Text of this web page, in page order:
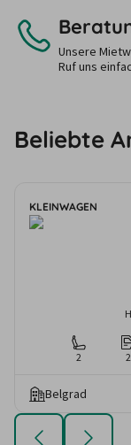
Unsere
Ruf uns
Beliebte
KLEINWAGEN
2 2
Belgrad